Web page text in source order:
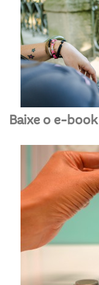
Baixe o e-